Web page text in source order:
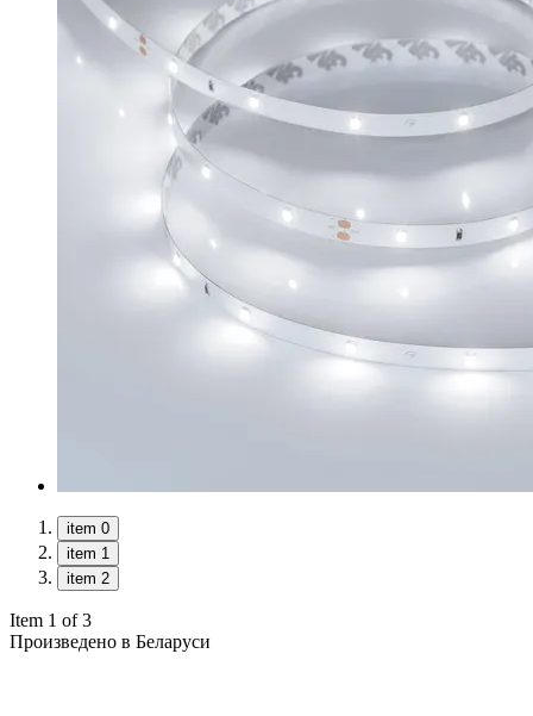
item 0
item 1
item 2
Item 1 of 3
Произведено в Беларуси